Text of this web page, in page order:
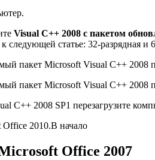
Visual C++ 2008 с пакетом
следующей статье: 32-разрядная
пакет Microsoft Visual C++ 2008
пакет Microsoft Visual C++ 2008
C++ 2008 SP1 перезагрузите
Office 2010.В начало
Office 2007